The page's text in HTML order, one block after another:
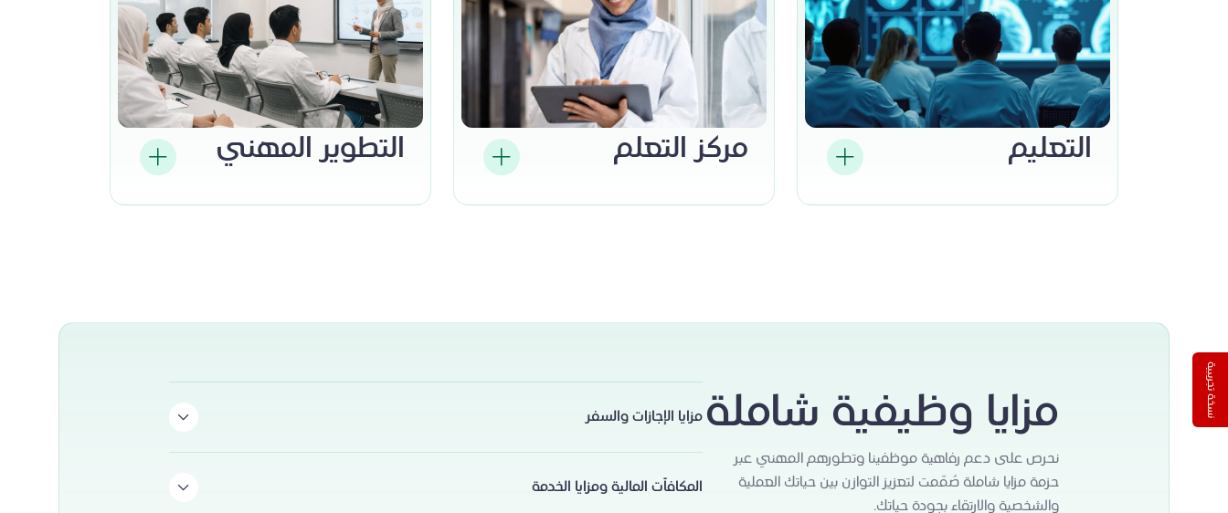
التعليم مركز التعلم التطوير المهني
مزايا وظيفية شاملة
نحرص على دعم رفاهية موظفينا وتطورهم المهني عبر
حزمة مزايا شاملة صُمّمت لتعزيز التوازن بين حياتك العملية
والشخصية والارتقاء بجودة حياتك.
مزايا الإجازات والسفر
مدفوعة وإجازات خاصة للمناسبات المهمة. كما يحصل موظفونا الدوليون على بدلات سفر سنوية لزيارة
المكافآت المالية ومزايا الخدمة
نسخة تجريبية